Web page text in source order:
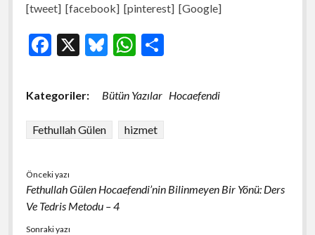
[tweet] [facebook] [pinterest] [Google]
F
e
o
k
X Bl
es
W
at
A
p
S
ar
Kategoriler: Bütün Yazılar Hocaefendi
Fethullah Gülen hizmet
Önceki yazı
Fethullah Gülen Hocaefendi’nin Bilinmeyen Bir Yönü: Ders
Ve Tedris Metodu – 4
Sonraki yazı